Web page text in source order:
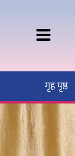
गृह पृष्ठ